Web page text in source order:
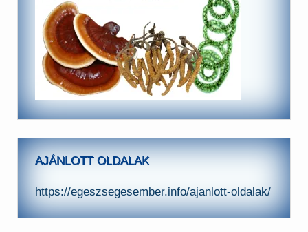
AJÁNLOTT OLDALAK
https://egeszsegesember.info/ajanlott-oldalak/